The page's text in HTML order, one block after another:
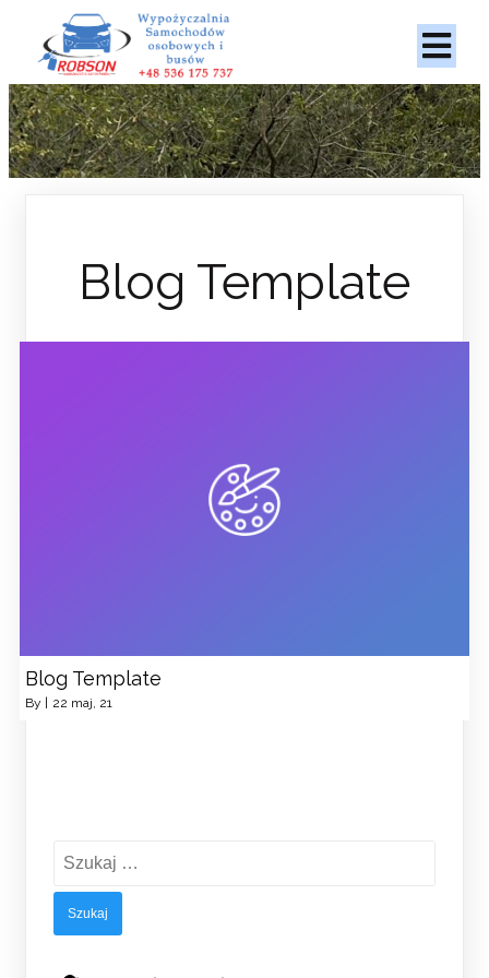
Blog Template
Blog Template
By 22 maj, 21
Szukaj: